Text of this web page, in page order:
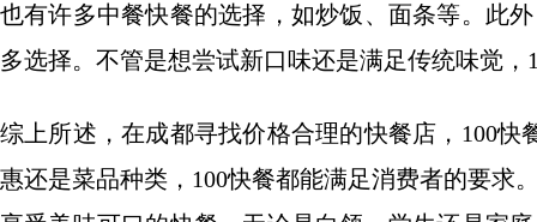
也有许多中餐快餐的选择，如炒饭、面条等。此
多选择。不管是想尝试新口味还是满足传统味觉
综上所述，在成都寻找价格合理的快餐店，100
惠还是菜品种类，100快餐都能满足消费者的要求